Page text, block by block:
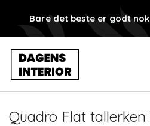
Bare det beste er godt
Quadro Flat tallerken